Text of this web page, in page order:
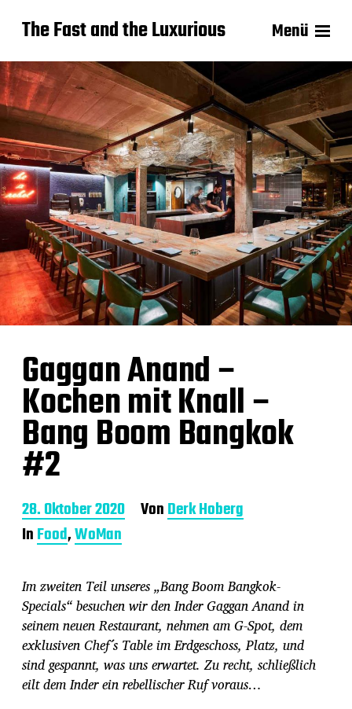
The Fast and the Luxurious Menü
Gaggan Anand –
Kochen mit Knall –
Bang Boom Bangkok
#2
B
e
i
a
g
s
d
a
t
u
28. Oktober 2020 VonDerk Hoberg
InFood,WoMan
Im zweiten Teil unseres „Bang Boom Bangkok-
Specials“ besuchen wir den Inder Gaggan Anand in
seinem neuen Restaurant, nehmen am G-Spot, dem
exklusiven Chef´s Table im Erdgeschoss, Platz, und
sind gespannt, was uns erwartet. Zu recht, schließlich
eilt dem Inder ein rebellischer Ruf voraus…